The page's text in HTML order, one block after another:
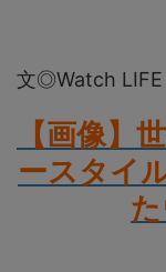
文◎Watch LIFE
【画像】
ースタイ